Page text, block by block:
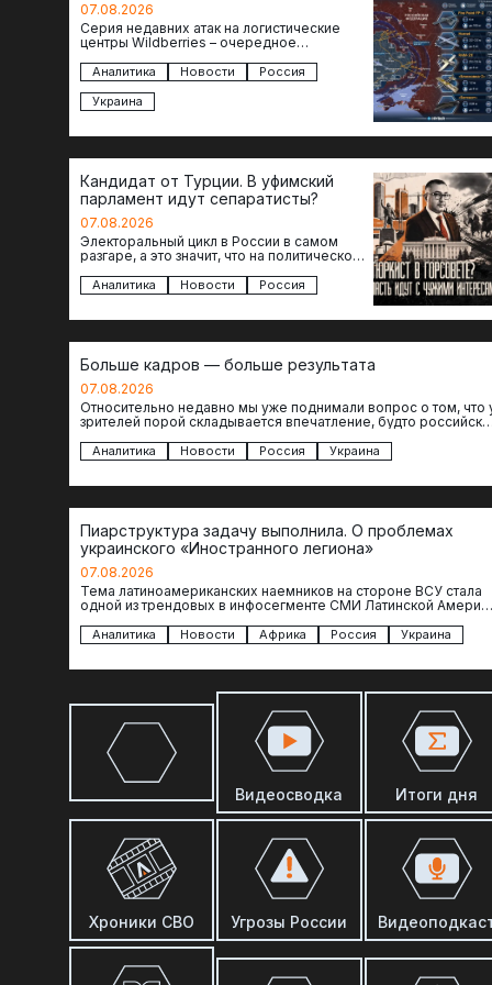
07.08.2026
Серия недавних атак на логистические
центры Wildberries – очередное
российского тыла. И суть здесь даже не…
Аналитика Новости
Россия
Украина
Кандидат от Турции. В уфимский
парламент идут сепаратисты?
07.08.2026
Электоральный цикл в России в самом
разгаре, а это значит, что на политическое
сомнительной репутацией….
Аналитика Новости Россия
Больше кадров — больше результата
07.08.2026
Относительно недавно мы уже поднимали вопрос о том, что
зрителей порой складывается впечатление, будто
Аналитика Новости Россия Украина
Пиарструктура задачу выполнила. О проблемах
украинского «Иностранного легиона»
07.08.2026
Тема латиноамериканских наемников на стороне ВСУ стала
одной из трендовых в инфосегменте СМИ Латинской
Аналитика Новости Африка Россия Украина
Видеосводка Итоги дня
Хроники СВО Угрозы России